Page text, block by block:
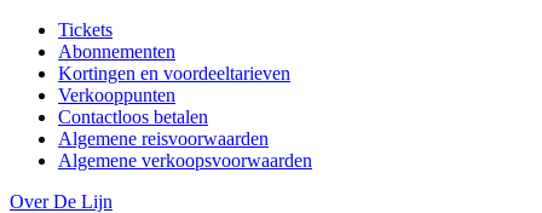
Tickets
Abonnementen
Kortingen en voordeeltarieven
Verkooppunten
Contactloos betalen
Algemene reisvoorwaarden
Algemene verkoopsvoorwaarden
Over De Lijn